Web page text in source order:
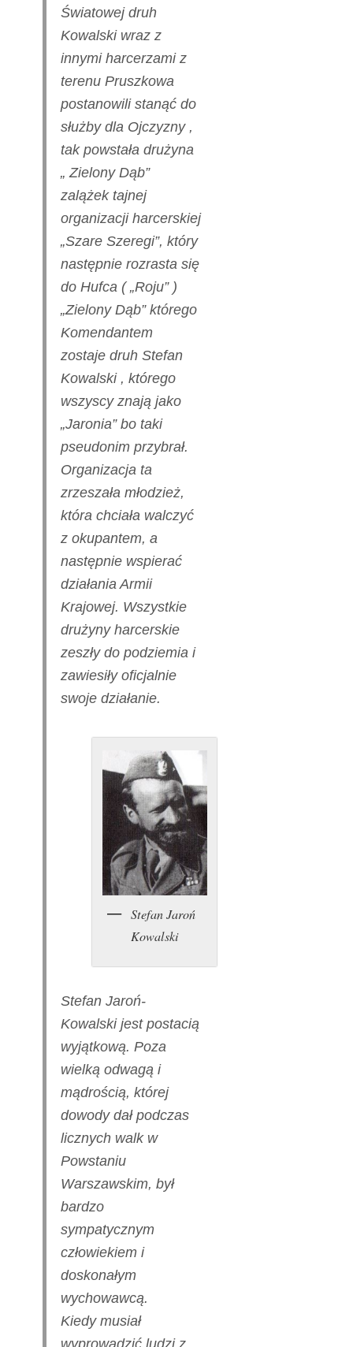
Światowej druh
Kowalski wraz z
innymi harcerzami z
terenu Pruszkowa
postanowili stanąć do
służby dla Ojczyzny ,
tak powstała drużyna
„ Zielony Dąb”
zalążek tajnej
organizacji harcerskiej
„Szare Szeregi”, który
następnie rozrasta się
do Hufca ( „Roju” )
„Zielony Dąb” którego
Komendantem
zostaje druh Stefan
Kowalski , którego
wszyscy znają jako
„Jaronia” bo taki
pseudonim przybrał.
Organizacja ta
zrzeszała młodzież,
która chciała walczyć
z okupantem, a
następnie wspierać
działania Armii
Krajowej. Wszystkie
drużyny harcerskie
zeszły do podziemia i
zawiesiły oficjalnie
swoje działanie.
Stefan Jaroń
Kowalski
Stefan Jaroń-
Kowalski jest postacią
wyjątkową. Poza
wielką odwagą i
mądrością, której
dowody dał podczas
licznych walk w
Powstaniu
Warszawskim, był
bardzo
sympatycznym
człowiekiem i
doskonałym
wychowawcą.
Kiedy musiał